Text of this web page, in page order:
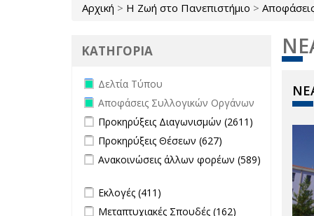
Είστε εδώ
Αρχική > Η Ζωή στο Πανεπιστήμιο >
ΚΑΤΗΓΟΡΙΑ
Remove Δελτία Τύπου filter
Δελτία Τύπου
Remove Αποφάσεις Συλλογικών
Οργάνων filter
Αποφάσεις Συλλογικών Οργάνων
Apply Προκηρύξεις Διαγωνισμών
filter
Προκηρύξεις Διαγωνισμών (2611)
filter
Apply Προκηρύξεις Θέσεων filter
Προκηρύξεις Θέσεων (627)
Θέσεων
Apply Ανακοινώσεις άλλων φορέων
Ανακοινώσεις άλλων φορέων (589)
Apply Εκλογές filter
Εκλογές (411)
Apply Μεταπτυχιακές Σπουδές filter
Μεταπτυχιακές Σπουδές (162)